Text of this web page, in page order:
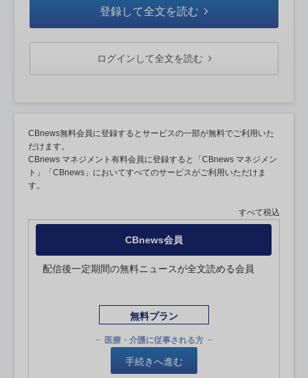
登録して全文を読む
ログインして全文を読む
CBnews無料会員に登録するとサービスの一部が無料でご利用いた
だけます。
CBnews マネジメント有料会員に登録すると「CBnews マネジメン
ト」「CBnews」においてすべてのサービスがご利用いただけま
す。
すべて税込
CBnews会員
配信後一定期間の無料ニュースが全文読める会員
無料プラン
医療・介護に従事される方
手続きへ進む